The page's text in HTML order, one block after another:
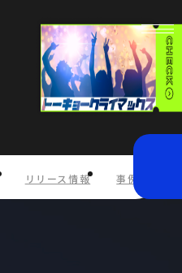
リリース情報 事例紹介